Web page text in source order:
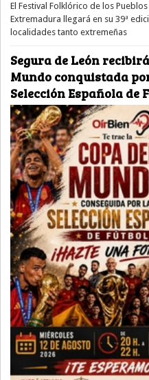
El Festival Folklórico de los
Extremadura llegará en su 39ª
localidades tanto extremeñas
Segura de León
Mundo conquistada
Selección Española de